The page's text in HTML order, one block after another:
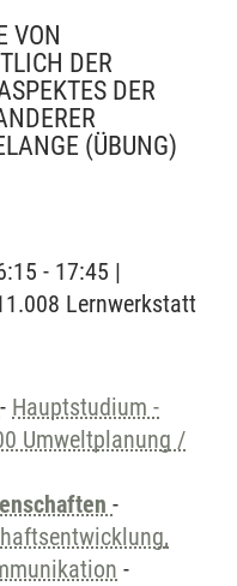
VON
DER
DER
(ÜBUNG)
- 17:45 |
Lernwerkstatt
- Hauptstudium -
Umweltplanung /
-
-